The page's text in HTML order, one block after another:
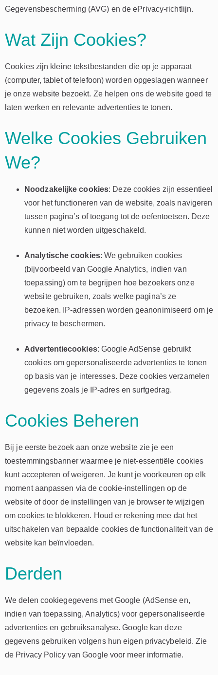
Gegevensbescherming (AVG) en de ePrivacy-richtlijn.
Wat Zijn Cookies?
Cookies zijn kleine tekstbestanden die op je apparaat
(computer, tablet of telefoon) worden opgeslagen wanneer
je onze website bezoekt. Ze helpen ons de website goed te
laten werken en relevante advertenties te tonen.
Welke Cookies Gebruiken
We?
Noodzakelijke cookies: Deze cookies zijn essentieel
voor het functioneren van de website, zoals navigeren
tussen pagina’s of toegang tot de oefentoetsen. Deze
kunnen niet worden uitgeschakeld.
Analytische cookies: We gebruiken cookies
(bijvoorbeeld van Google Analytics, indien van
toepassing) om te begrijpen hoe bezoekers onze
website gebruiken, zoals welke pagina’s ze
bezoeken. IP-adressen worden geanonimiseerd om je
privacy te beschermen.
Advertentiecookies: Google AdSense gebruikt
cookies om gepersonaliseerde advertenties te tonen
op basis van je interesses. Deze cookies verzamelen
gegevens zoals je IP-adres en surfgedrag.
Cookies Beheren
Bij je eerste bezoek aan onze website zie je een
toestemmingsbanner waarmee je niet-essentiële cookies
kunt accepteren of weigeren. Je kunt je voorkeuren op elk
moment aanpassen via de cookie-instellingen op de
website of door de instellingen van je browser te wijzigen
om cookies te blokkeren. Houd er rekening mee dat het
uitschakelen van bepaalde cookies de functionaliteit van de
website kan beïnvloeden.
Derden
We delen cookiegegevens met Google (AdSense en,
indien van toepassing, Analytics) voor gepersonaliseerde
advertenties en gebruiksanalyse. Google kan deze
gegevens gebruiken volgens hun eigen privacybeleid. Zie
de Privacy Policy van Google voor meer informatie.